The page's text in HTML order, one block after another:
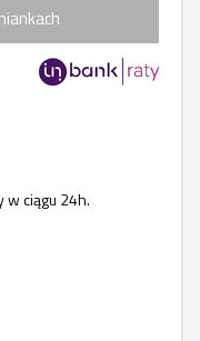
w ciągu 24h.